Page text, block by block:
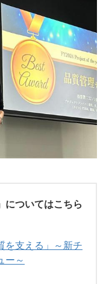
についてはこちら
を支える」～新チ
ー～